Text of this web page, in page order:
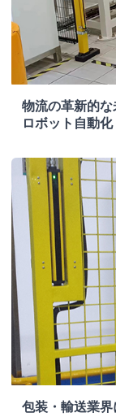
物流の革新的
ロボット自動化
包装・輸送業